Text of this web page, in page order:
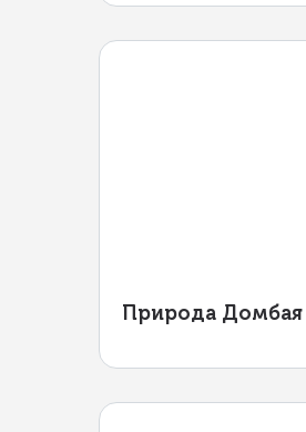
Природа Домбая